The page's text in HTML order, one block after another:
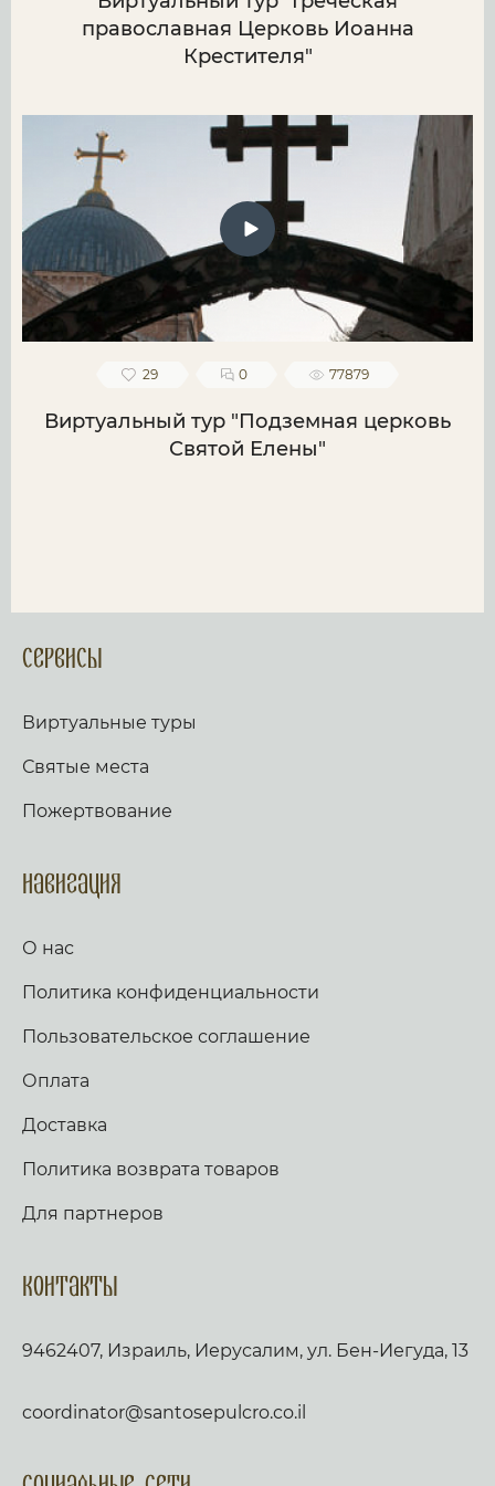
православная Церковь Иоанна
Крестителя"
29 0 77879
Виртуальный тур "Подземная церковь
Святой Елены"
Сервисы
Виртуальные туры
Святые места
Пожертвование
Навигация
О нас
Политика конфиденциальности
Пользовательское соглашение
Оплата
Доставка
Политика возврата товаров
Для партнеров
Контакты
9462407, Израиль, Иерусалим, ул. Бен-Иегуда, 13
coordinator@santosepulcro.co.il